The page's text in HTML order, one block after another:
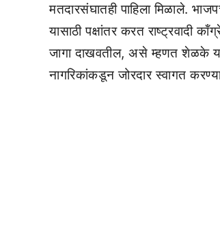
मतदारसंघातही पाहिला मिळाले.
यासाठी पक्षांतर करत राष्ट्रवादी
जागा दाखवतील, असे म्हणत शेळके
नागरिकांकडून जोरदार स्वागत